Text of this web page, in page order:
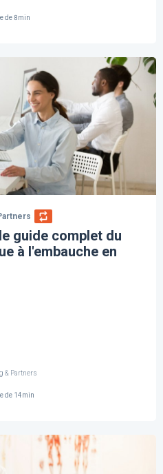
de 8min
guide complet du
à l'embauche en
& Partners
de 14min